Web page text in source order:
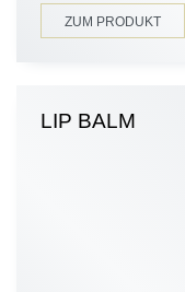
ZUM PRODUKT
LIP BALM